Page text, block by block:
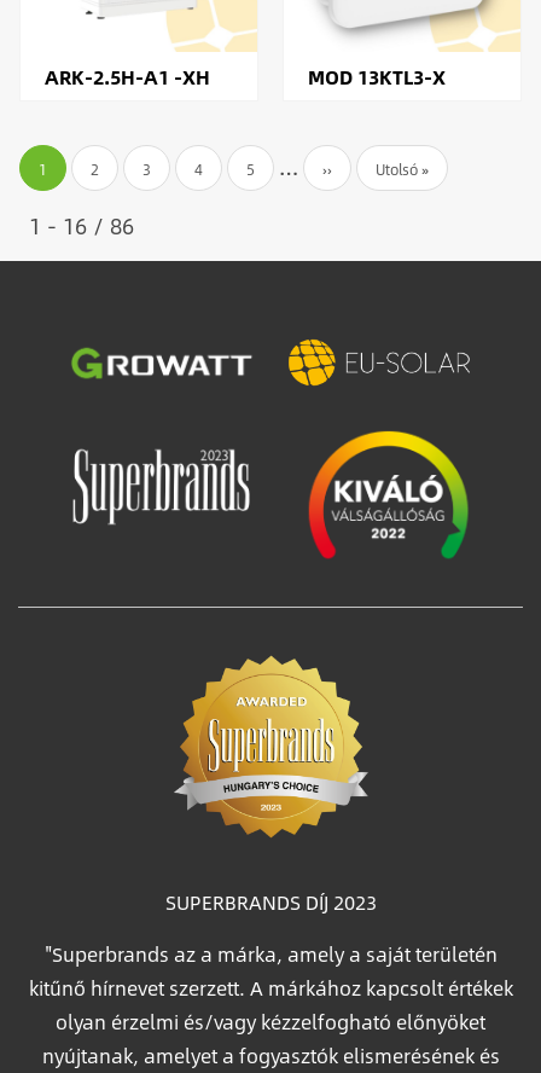
ARK-2.5H-A1 -XH MOD 13KTL3-X
Oldalszámozás
Jelenlegi
oldal
1 Oldal
2 Oldal
3 Oldal
4 Oldal
5 … Következő
›› Utolsó
Utolsó »
1 - 16 / 86
Image Image
SUPERBRANDS DÍJ 2023
"Superbrands az a márka, amely a saját területén
kitűnő hírnevet szerzett. A márkához kapcsolt értékek
olyan érzelmi és/vagy kézzelfogható előnyöket
nyújtanak, amelyet a fogyasztók elismerésének és